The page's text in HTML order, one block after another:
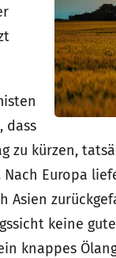
dass
zu kürzen,
Europa
keine
knappes